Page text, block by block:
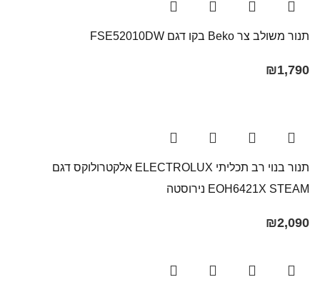
תנור משולב צר Beko בקו ‏דגם FSE52010DW
₪1,790
תנור בנוי רב תכליתי ELECTROLUX אלקטרולוקס דגם
EOH6421X STEAM נירוסטה
₪2,090